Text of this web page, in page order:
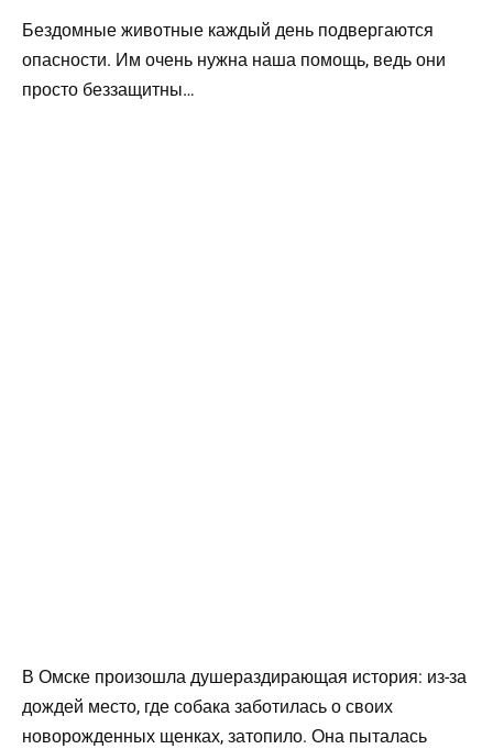
Бездомные животные каждый день подвергаются
опасности. Им очень нужна наша помощь, ведь они
просто беззащитны…
В Омске произошла душераздирающая история: из-за
дождей место, где собака заботилась о своих
новорожденных щенках, затопило. Она пыталась